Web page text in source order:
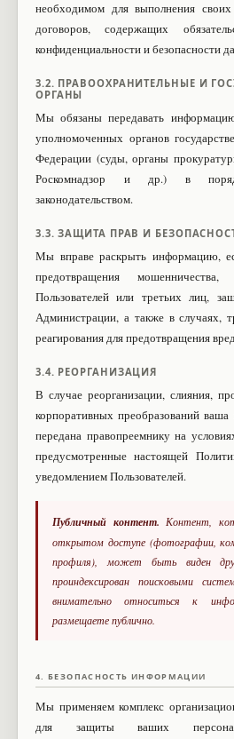
необходимом для выполнения
договоров, содержащих
конфиденциальности и безопасности
3.2. ПРАВООХРАНИТЕЛЬНЫЕ И
ОРГАНЫ
Мы обязаны передавать
уполномоченных органов
Федерации (суды, органы
Роскомнадзор и др.) в
законодательством.
3.3. ЗАЩИТА ПРАВ И
Мы вправе раскрыть информацию,
предотвращения
Пользователей или третьих лиц,
Администрации, а также в случаях,
реагирования для предотвращения
3.4. РЕОРГАНИЗАЦИЯ
В случае реорганизации, слияния,
корпоративных преобразований
передана правопреемнику на
предусмотренные настоящей
уведомлением Пользователей.
Публичный контент. Контент,
открытом доступе (фотографии,
профиля), может быть виден
проиндексирован поисковыми
внимательно относиться к
размещаете публично.
4. БЕЗОПАСНОСТЬ ИНФОРМАЦИИ
Мы применяем комплекс
для защиты ваших